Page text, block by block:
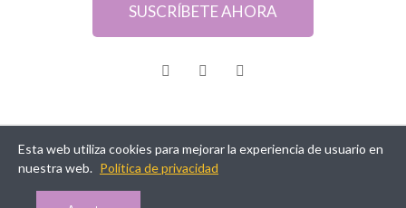
SUSCRÍBETE AHORA
@ Samarkanda Cáceres
Esta web utiliza cookies para mejorar la experiencia de usuario en
nuestra web. Política de privacidad